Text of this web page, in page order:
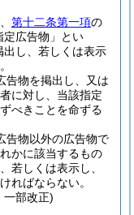
第十二条第一項の
定広告物」とい
出し、若しくは表示
告物を掲出し、又は
に対し、当該指定
べきことを命ずる
告物以外の広告物で
かに該当するもの
若しくは表示し、
ればならない。
一部改正)